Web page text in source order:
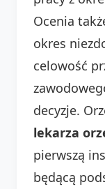
Ocenia
okres
celowość
decyzje.
lekarza
pierwszą
będącą